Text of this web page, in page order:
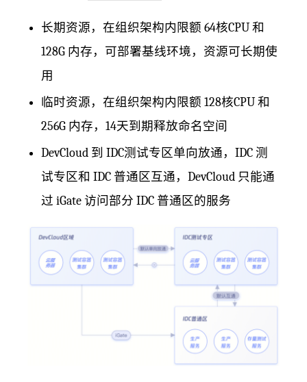
长期资源，在组织架构内限额 64核CPU 和
128G 内存，可部署基线环境，资源可长期使
用
临时资源，在组织架构内限额 128核CPU 和
256G 内存，14天到期释放命名空间
DevCloud 到 IDC测试专区单向放通，IDC 测
试专区和 IDC 普通区互通，DevCloud 只能通
过 iGate 访问部分 IDC 普通区的服务